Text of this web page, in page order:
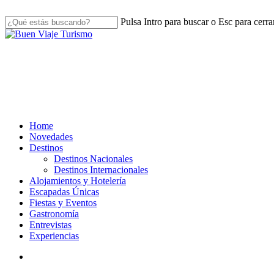
to
main
Pulsa Intro para buscar o Esc para
Close
search
Menu
Home
Novedades
Destinos
Destinos Nacionales
Destinos Internacionales
Alojamientos y Hotelería
Escapadas Únicas
Fiestas y Eventos
Gastronomía
Entrevistas
Experiencias